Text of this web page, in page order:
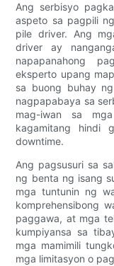
Ang serbisyo
aspeto sa pagpili
pile driver. Ang
driver ay
napapanahong
eksperto upang
sa buong buhay
nagpapabaya sa
mag-iwan sa
kagamitang hindi
downtime.
Ang pagsusuri sa
ng benta ng isang
mga tuntunin ng
komprehensibong
paggawa, at mga
kumpiyansa sa
mga mamimili
mga limitasyon o